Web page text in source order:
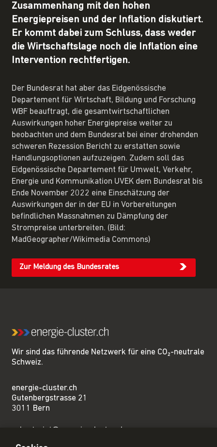
Zusammenhang mit den hohen
Energiepreisen und der Inflation diskutiert.
Er kommt dabei zum Schluss, dass weder
die Wirtschaftslage noch die Inflation eine
Intervention rechtfertigen.
Der Bundesrat hat aber das Eidgenössische
Departement für Wirtschaft, Bildung und Forschung
WBF beauftragt, die gesamtwirtschaftlichen
Auswirkungen hoher Energiepreise weiter zu
beobachten und dem Bundesrat bei einer drohenden
schweren Rezession Bericht zu erstatten sowie
Handlungsoptionen aufzuzeigen. Zudem soll das
Eidgenössische Departement für Umwelt, Verkehr,
Energie und Kommunikation UVEK dem Bundesrat bis
Ende November 2022 eine Einschätzung der
Auswirkungen der in der EU in Vorbereitungen
befindlichen Massnahmen zu Dämpfung der
Strompreise unterbreiten. (Bild:
MadGeographer/Wikimedia Commons)
Zur Meldung des Bundesrates
Wir sind das führende Netzwerk für eine CO₂-neutrale
Schweiz.
energie-cluster.ch
Gutenbergstrasse 21
3011 Bern
sekretariat@energie-cluster.ch